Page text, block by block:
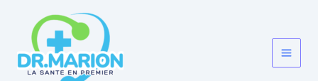
contenu